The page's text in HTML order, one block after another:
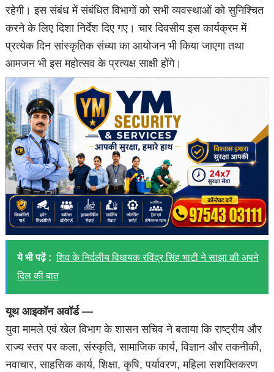
रहेगी। इस संबंध में संबंधित विभागों को सभी व्यवस्थाओं को सुनिश्चित
करने के लिए दिशा निर्देश दिए गए। चार दिवसीय इस कार्यक्रम में
प्रत्येक दिन सांस्कृतिक संध्या का आयोजन भी किया जाएगा तथा
आमजन भी इस महोत्सव के प्रत्यक्ष साक्षी होंगे।
ये भी पढ़ें : शिव के निर्दलीय विधायक रविंद्र सिंह भाटी ने साझा की अपने
दिल की बात
यूथ आइकॉन अवॉर्ड —
युवा मामले एवं खेल विभाग के शासन सचिव ने बताया कि राष्ट्रीय और
राज्य स्तर पर कला, संस्कृति, सामाजिक कार्य, विज्ञान और तकनीकी,
नवाचार, साहसिक कार्य, शिक्षा, कृषि, पर्यावरण, महिला सशक्तिकरण